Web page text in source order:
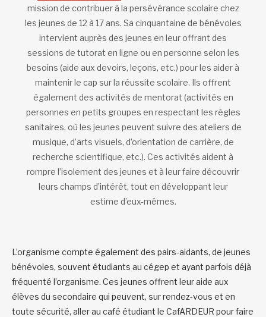
mission de contribuer à la persévérance scolaire chez
les jeunes de 12 à 17 ans. Sa cinquantaine de bénévoles
intervient auprès des jeunes en leur offrant des
sessions de tutorat en ligne ou en personne selon les
besoins (aide aux devoirs, leçons, etc.) pour les aider à
maintenir le cap sur la réussite scolaire. Ils offrent
également des activités de mentorat (activités en
personnes en petits groupes en respectant les règles
sanitaires, où les jeunes peuvent suivre des ateliers de
musique, d’arts visuels, d’orientation de carrière, de
recherche scientifique, etc.). Ces activités aident à
rompre l’isolement des jeunes et à leur faire découvrir
leurs champs d’intérêt, tout en développant leur
estime d’eux-mêmes.
L’organisme compte également des pairs-aidants, de jeunes
bénévoles, souvent étudiants au cégep et ayant parfois déjà
fréquenté l’organisme. Ces jeunes offrent leur aide aux
élèves du secondaire qui peuvent, sur rendez-vous et en
toute sécurité, aller au café étudiant le CafARDEUR pour faire